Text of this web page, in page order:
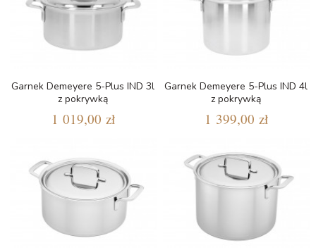
Garnek Demeyere 5-Plus IND 3l
z pokrywką
1 019,00 zł
Garnek Demeyere 5-Plus IND 4l
z pokrywką
1 399,00 zł